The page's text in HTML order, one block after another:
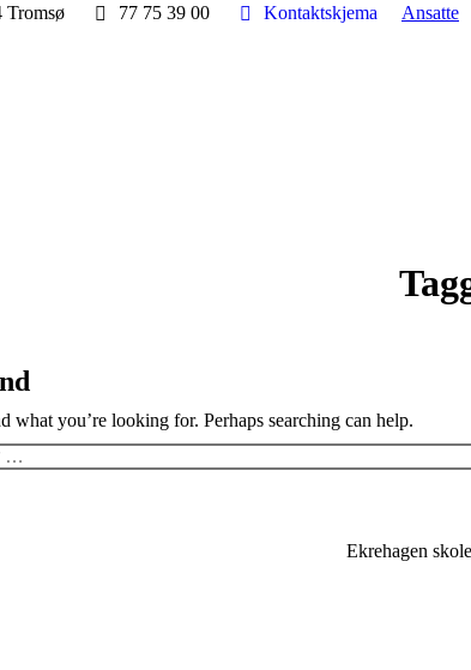
Tromsø 77 75 39 00 Kontaktskjema Ansatte
what you’re looking for. Perhaps searching can help.
Ekrehagen